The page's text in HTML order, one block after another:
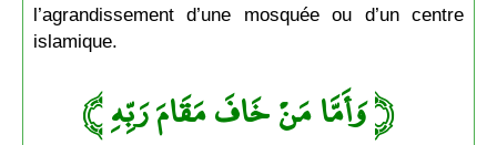
l’agrandissement d’une mosquée ou d’un centre
islamique.
﴿وَأَمَّا مَنْ خَافَ مَقَامَ رَبِّهِ ﴾